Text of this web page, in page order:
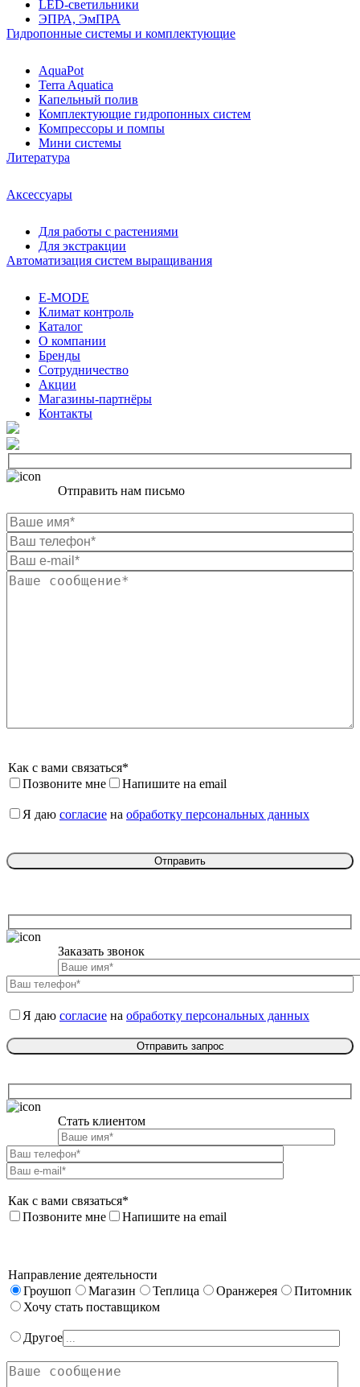
LED-светильники
ЭПРА, ЭмПРА
Гидропонные системы и комплектующие
AquaPot
Terra Aquatica
Капельный полив
Комплектующие гидропонных систем
Компрессоры и помпы
Мини системы
Литература
Аксессуары
Для работы с растениями
Для экстракции
Автоматизация систем выращивания
E-MODE
Климат контроль
Каталог
О компании
Бренды
Сотрудничество
Акции
Магазины-партнёры
Контакты
Отправить нам письмо
Как с вами связаться*
Позвоните мне
Напишите на email
Я даю согласие на обработку персональных данных
Заказать звонок
Я даю согласие на обработку персональных данных
Стать клиентом
Как с вами связаться*
Позвоните мне
Напишите на email
Направление деятельности
Гроушоп
Магазин Теплица Оранжерея
Питомник
Хочу стать поставщиком
Другое